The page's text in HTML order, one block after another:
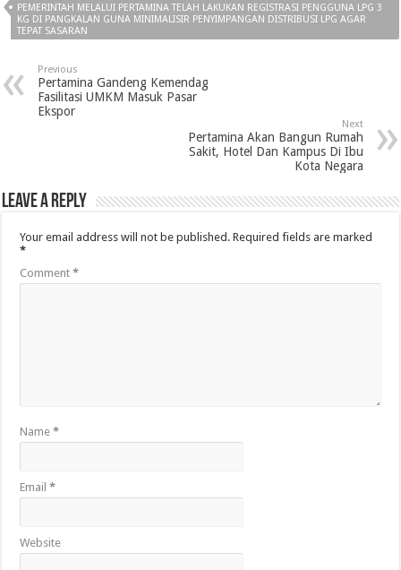
PEMERINTAH MELALUI PERTAMINA TELAH LAKUKAN REGISTRASI PENGGUNA LPG 3
KG DI PANGKALAN GUNA MINIMALISIR PENYIMPANGAN DISTRIBUSI LPG AGAR
TEPAT SASARAN
Previous
Pertamina Gandeng Kemendag
Fasilitasi UMKM Masuk Pasar
Ekspor
Next
Pertamina Akan Bangun Rumah
Sakit, Hotel Dan Kampus Di Ibu
Kota Negara
Leave a Reply
Your email address will not be published. Required fields are marked
*
Comment*
Name*
Email*
Website